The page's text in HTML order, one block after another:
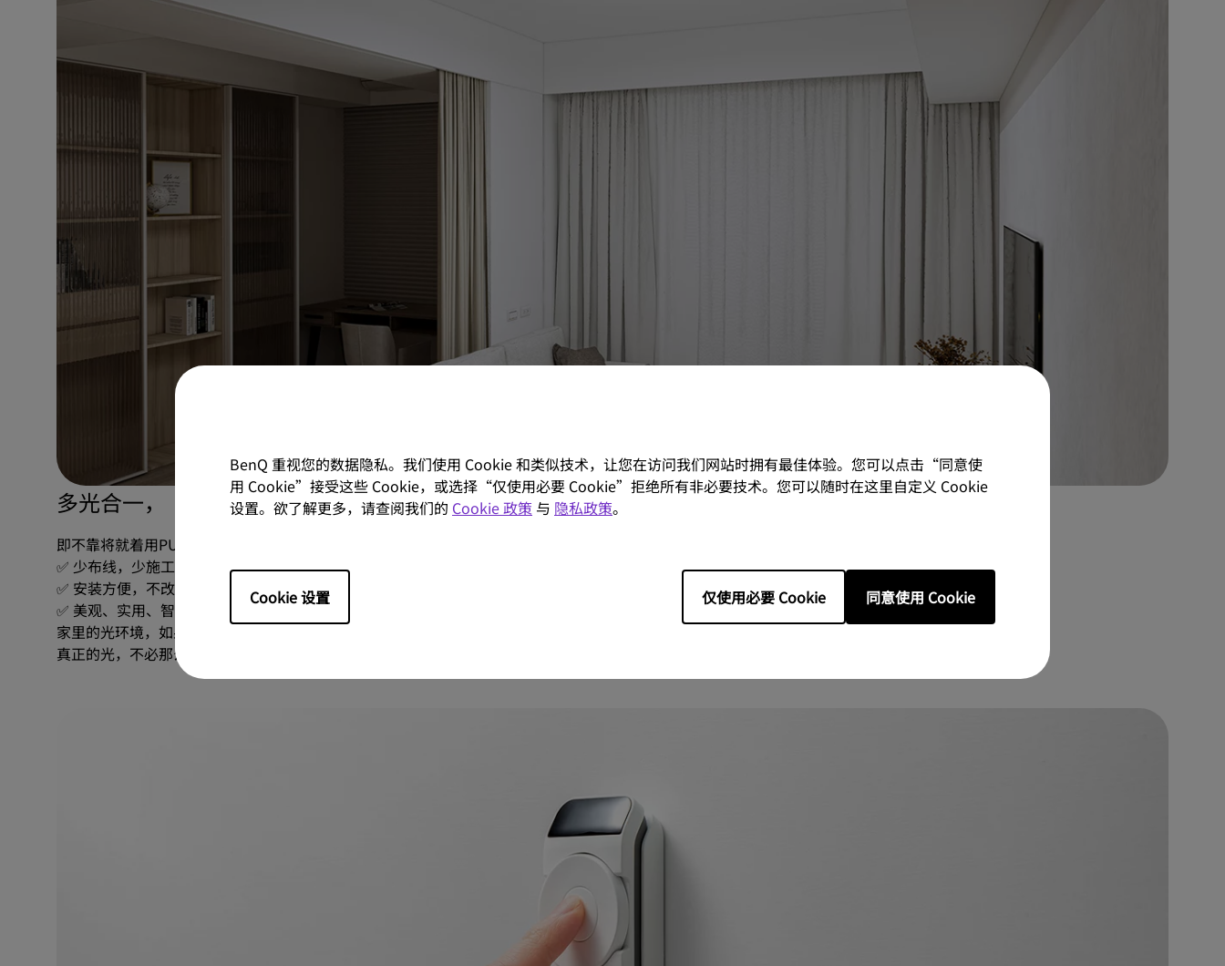
BenQ 重视您的数据隐私。我们使用 Cookie 和类似技术，让您在访问我们网站时拥有最佳体验。您可以点击“同意使
用 Cookie”接受这些 Cookie，或选择“仅使用必要 Cookie”拒绝所有非必要技术。您可以随时在这里自定义 Cookie
设置。欲了解更多，请查阅我们的 Cookie 政策 与 隐私政策。
Cookie 设置 仅使用必要 Cookie 同意使用 Cookie
多光合一，【用对就够】
即不靠将就着用PUA自己，更不用拼数量把自己卷进去，一个聪明的光环境解决方式，
✅ 少布线，少施工
✅ 安装方便，不改电路，轻松实现吸顶灯改造
✅ 美观、实用、智能合一，是靠谱的全光谱吸顶灯推荐之选
家里的光环境，如果刚好懂你，已经够动人了吧。
真正的光，不必那么复杂。